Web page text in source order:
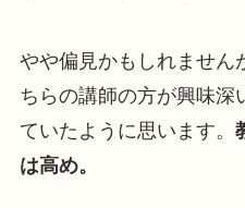
やや偏見かもしれません
ちらの講師の方が興味深
ていたように思います。
は高め。